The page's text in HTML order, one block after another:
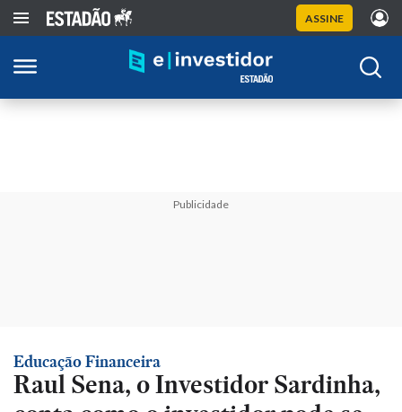
ASSINE
Publicidade
Educação Financeira
Raul Sena, o Investidor Sardinha,